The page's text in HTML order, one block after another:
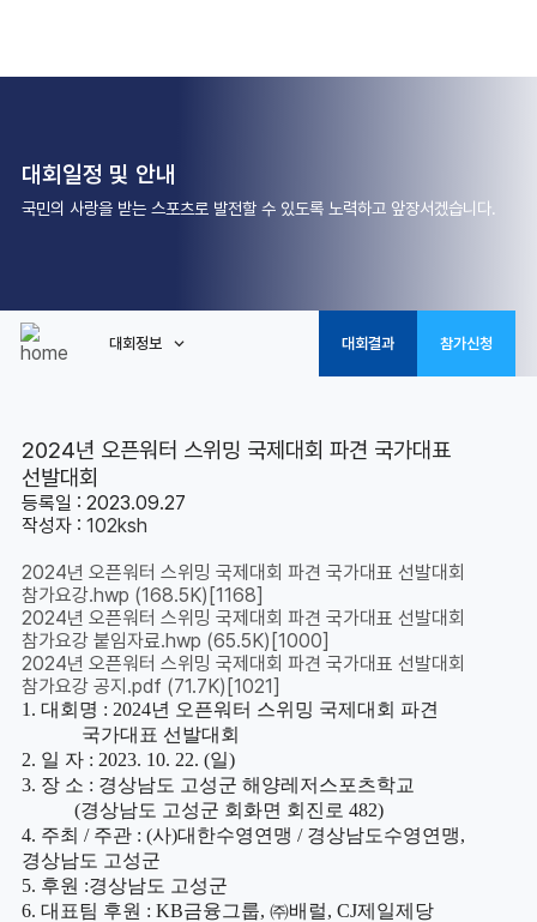
대회일정 및 안내
국민의 사랑을 받는 스포츠로 발전할 수 있도록 노력하고 앞장서겠습니다.
대회정보 대회결과 참가신청
2024년 오픈워터 스위밍 국제대회 파견 국가대표
선발대회
등록일 : 2023.09.27
작성자 : 102ksh
2024년 오픈워터 스위밍 국제대회 파견 국가대표 선발대회
참가요강.hwp (168.5K) [1168]
2024년 오픈워터 스위밍 국제대회 파견 국가대표 선발대회
참가요강 붙임자료.hwp (65.5K) [1000]
2024년 오픈워터 스위밍 국제대회 파견 국가대표 선발대회
참가요강 공지.pdf (71.7K) [1021]
1. 대회명 : 2024년 오픈워터 스위밍 국제대회 파견
국가대표 선발대회
2. 일 자 : 2023. 10. 22. (일)
3. 장 소 : 경상남도 고성군 해양레저스포츠학교
(경상남도 고성군 회화면 회진로 482)
4. 주최 / 주관 : (사)대한수영연맹 / 경상남도수영연맹,
경상남도 고성군
5. 후원 :경상남도 고성군
6. 대표팀 후원 : KB금융그룹, ㈜배럴, CJ제일제당